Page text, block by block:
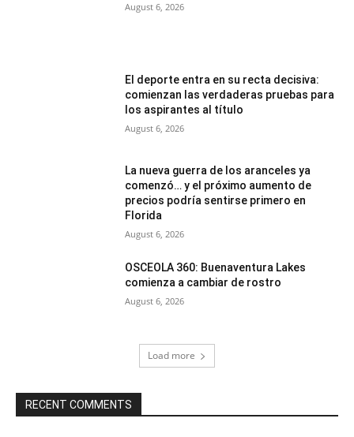
August 6, 2026
El deporte entra en su recta decisiva:
comienzan las verdaderas pruebas para
los aspirantes al título
August 6, 2026
La nueva guerra de los aranceles ya
comenzó… y el próximo aumento de
precios podría sentirse primero en
Florida
August 6, 2026
OSCEOLA 360: Buenaventura Lakes
comienza a cambiar de rostro
August 6, 2026
Load more
RECENT COMMENTS